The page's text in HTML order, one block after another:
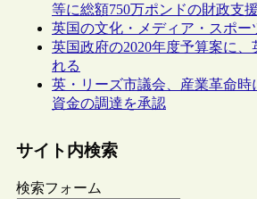
等に総額750万ポンドの財政支
英国の文化・メディア・スポ
英国政府の2020年度予算案に
れる
英・リーズ市議会、産業革命
資金の調達を承認
サイト内検索
検索フォーム